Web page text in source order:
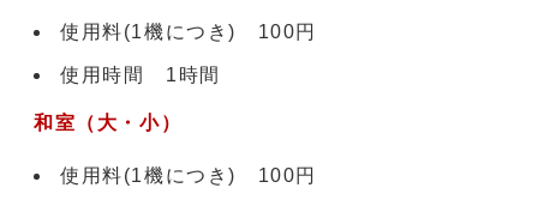
使用料(1機につき) 100円
使用時間 1時間
和室（大・小）
使用料(1機につき) 100円